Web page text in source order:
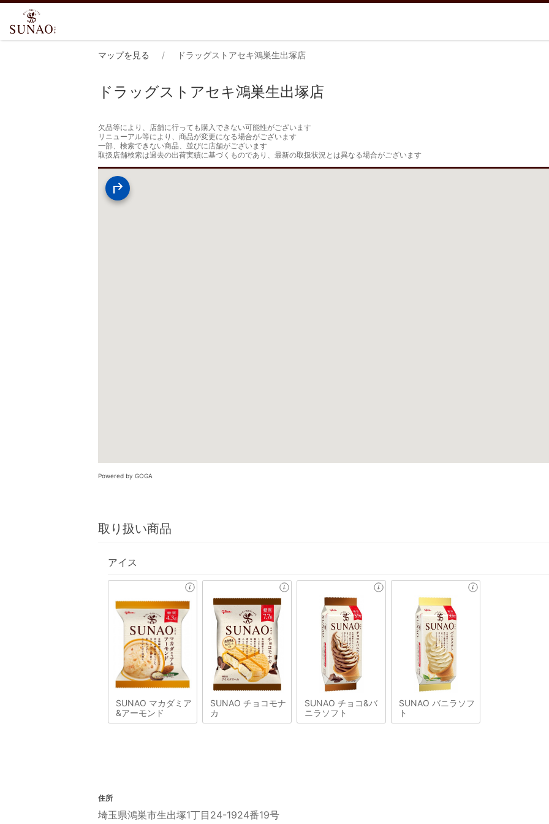
マップを見る ドラッグストアセキ鴻巣生出塚店
ドラッグストアセキ鴻巣生出塚店
欠品等により、店舗に行っても購入できない可能性がございます
リニューアル等により、商品が変更になる場合がございます
一部、検索できない商品、並びに店舗がございます
取扱店舗検索は過去の出荷実績に基づくものであり、最新の取扱状況とは異なる場合がございます
Powered by GOGA
取り扱い商品
アイス
SUNAO マカダミア
&アーモンド
SUNAO チョコモナ
カ
SUNAO チョコ&バ
ニラソフト
SUNAO バニラソフ
ト
住所
埼玉県鴻巣市生出塚1丁目24-1924番19号